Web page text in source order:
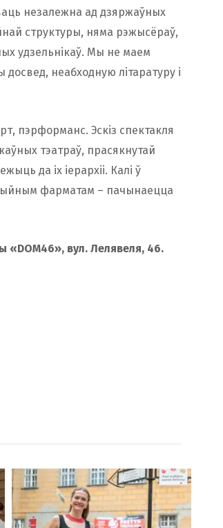
незалежна ад дзяржаўных
структуры, няма рэжысёраў,
удзельнікаў. Мы не маем
неабходную літаратуру і
пэрформанс. Эскіз спектакля
тэатраў, прасякнутай
да іх іерархіі. Калі ў
фарматам – пачынаецца
«DOM46», вул. Лелявеля, 46.